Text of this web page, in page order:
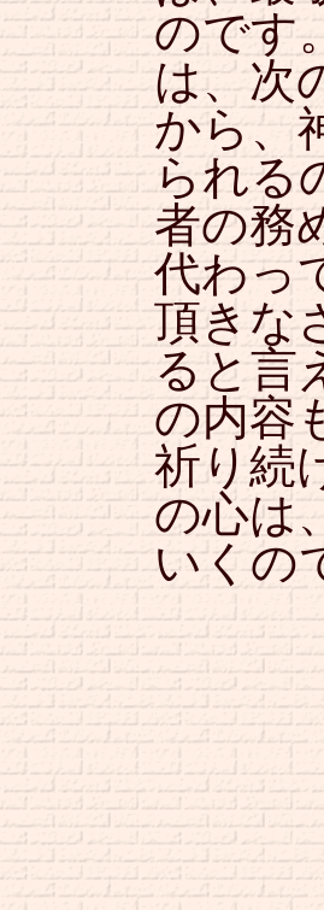
のです
は、次
から、
られる
者の務
代わっ
頂きな
ると言
の内容
祈り続
の心は
いくの